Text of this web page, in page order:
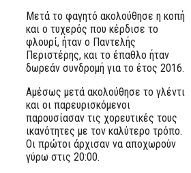
Μετά το φαγητό ακολούθησε η κοπή
και ο τυχερός που κέρδισε το
φλουρί, ήταν ο Παντελής
Περιστέρης, και το έπαθλο ήταν
δωρεάν συνδρομή για το έτος 2016.
Αμέσως μετά ακολούθησε το γλέντι
και οι παρευρισκόμενοι
παρουσίασαν τις χορευτικές τους
ικανότητες με τον καλύτερο τρόπο.
Οι πρώτοι άρχισαν να αποχωρούν
γύρω στις 20:00.